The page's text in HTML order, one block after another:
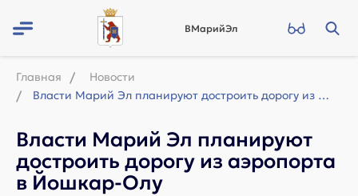
ВМарийЭл
Главная
Новости
Власти Марий Эл планируют достроить дорогу из аэропорта в Йошкар-Олу
Власти Марий Эл планируют
достроить дорогу из аэропорта
в Йошкар-Олу